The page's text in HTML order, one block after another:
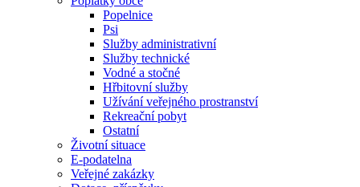
Popelnice
Psi
Služby administrativní
Služby technické
Vodné a stočné
Hřbitovní služby
Užívání veřejného prostranství
Rekreační pobyt
Ostatní
Životní situace
E-podatelna
Veřejné zakázky